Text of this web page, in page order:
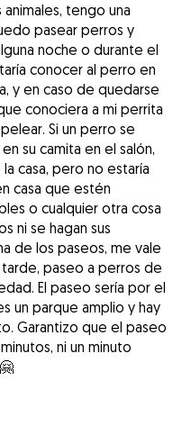
tengo una
pasear perros y
noche o durante el
conocer al perro en
y en caso de quedarse
conociera a mi perrita
Si un perro se
su camita en el salón,
casa, pero no estaría
casa que estén
o cualquier otra cosa
ni se hagan sus
de los paseos, me vale
paseo a perros de
El paseo sería por el
un parque amplio y hay
Garantizo que el paseo
ni un minuto